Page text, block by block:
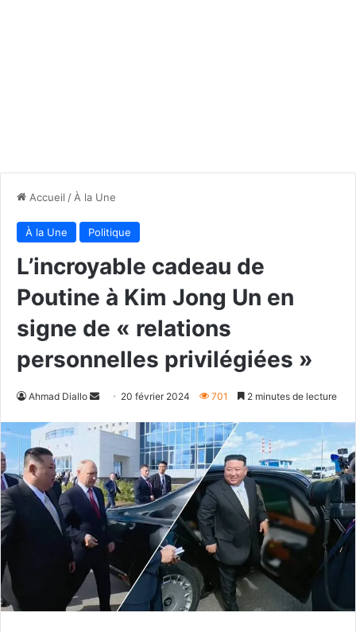
Accueil / À la Une
À la Une Politique
L’incroyable cadeau de
Poutine à Kim Jong Un en
signe de « relations
personnelles privilégiées »
Ahmad Diallo
Envoyer
courriel
20 février 2024 701 2 minutes de lecture